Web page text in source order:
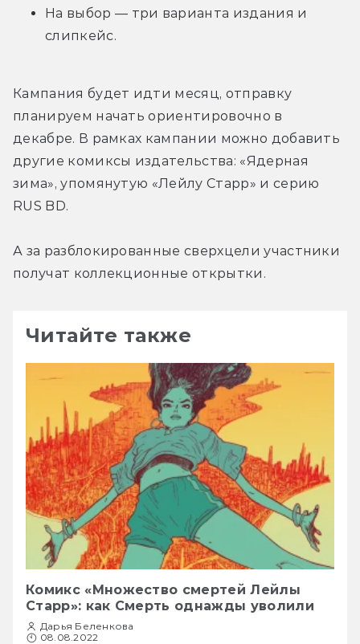
На выбор — три варианта издания и
слипкейс.
Кампания будет идти месяц, отправку
планируем начать ориентировочно в
декабре. В рамках кампании можно добавить
другие комиксы издательства: «Ядерная
зима», упомянутую «Лейлу Старр» и серию
RUS BD.
А за разблокированные сверхцели участники
получат коллекционные открытки.
Читайте также
Комикс «Множество смертей Лейлы
Старр»: как Смерть однажды уволили
Дарья Беленкова
08.08.2022